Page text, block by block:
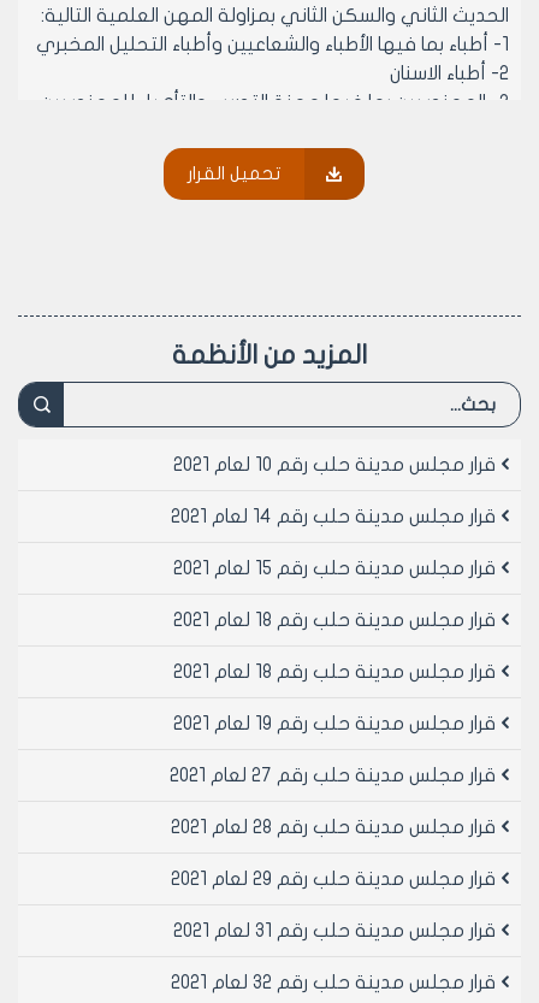
الحديث الثاني والسكن الثاني بمزاولة المهن العلمية التالية:
1- أطباء بما فيها الأطباء والشعاعيين وأطباء التحليل المخبري
2- أطباء الاسنان
3- المهندسين بما فيها مهنة التدريب والتأهيل للمهندسين
دورات تأهيل لدراسة الأبنية المقاومة للزلازل
دورات تأهيل للنظام العمراني
6- مخلص جمركي لحملة الاجازة في الاقتصاد – اقتصاد
9- مكتب دراسات اقتصادية (إجازة في الاقتصاد- اقتصاد
وتجارة)
1- ان تكون الشقة المستعملة في الطابق الأرضي او طابق
2- ان تكون الشقة المستعملة للمهن المبنية أعلاه شقة
وبشكل يمكن من إعادة استعمالها للسكن حال انتهاء
3- ان لا يغير الاستعمال من مواصفات البناء معمارياً او انشائياً
وان لا يمس باي من العناصر الحمالة للبناء حفاظا على
مادة 2- تلغى القرارات المخالفة لاحكامه
حلب ويبلغ من يلزم لتنفيذه
الدكتور المهندس معن الشبلي
تحميل القرار
المزيد من الأنظمة
قرار مجلس مدينة حلب رقم 10 لعام 2021
قرار مجلس مدينة حلب رقم 14 لعام 2021
قرار مجلس مدينة حلب رقم 15 لعام 2021
قرار مجلس مدينة حلب رقم 18 لعام 2021
قرار مجلس مدينة حلب رقم 18 لعام 2021
قرار مجلس مدينة حلب رقم 19 لعام 2021
قرار مجلس مدينة حلب رقم 27 لعام 2021
قرار مجلس مدينة حلب رقم 28 لعام 2021
قرار مجلس مدينة حلب رقم 29 لعام 2021
قرار مجلس مدينة حلب رقم 31 لعام 2021
قرار مجلس مدينة حلب رقم 32 لعام 2021